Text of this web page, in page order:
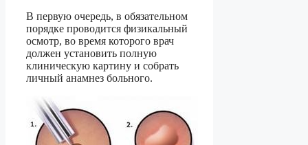
В первую очередь, в обязательном
порядке проводится физикальный
осмотр, во время которого врач
должен установить полную
клиническую картину и собрать
личный анамнез больного.